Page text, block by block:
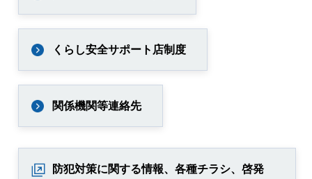
くらし安全サポート店制度
関係機関等連絡先
防犯対策に関する情報、各種チラシ、啓発